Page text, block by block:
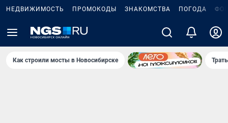
НЕДВИЖИМОСТЬ ПРОМОКОДЫ ЗНАКОМСТВА ПОГОДА
Как строили мосты в Новосибирске